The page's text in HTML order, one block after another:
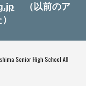
（以前のア
Senior High School All